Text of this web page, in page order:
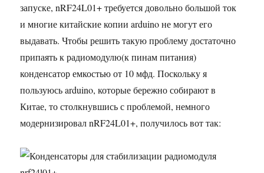
запуске, nRF24L01+ требуется довольно большой ток
и многие китайские копии arduino не могут его
выдавать. Чтобы решить такую проблему достаточно
припаять к радиомодулю(к пинам питания)
конденсатор емкостью от 10 мфд. Поскольку я
пользуюсь arduino, которые бережно собирают в
Китае, то столкнувшись с проблемой, немного
модернизировал nRF24L01+, получилось вот так: